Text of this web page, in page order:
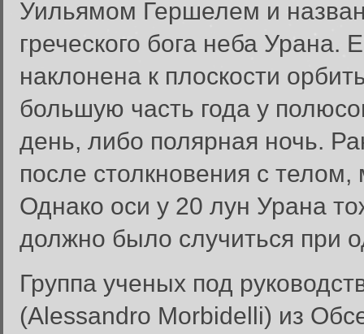
Уильямом Гершелем и
греческого бога неба Урана.
наклонена к плоскости
большую часть года у
день, либо полярная ночь.
после столкновения с
Однако оси у 20 лун Урана
должно было случиться при
Группа ученых под
(Alessandro Morbidelli) из